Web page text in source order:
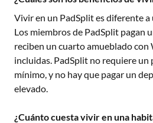
Vivir en un PadSplit es diferente
Los miembros de PadSplit pagan
reciben un cuarto amueblado
incluidas. PadSplit no requiere
mínimo, y no hay que pagar un
elevado.
¿Cuánto cuesta vivir en una